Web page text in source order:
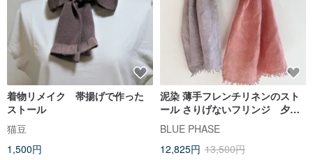
着物リメイク 帯揚げで作った
ストール
猫豆
1,500円
泥染 薄手フレンチリネンのスト
ール さりげないフリンジ 夕日
を纏う Sunset Linen Stole
JAPAN
BLUE PHASE
12,825円 13,500円